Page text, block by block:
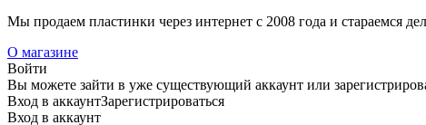
Мы продаем пластинки через интернет c 2008 года и стараемся
О магазине
Войти
Вы можете зайти в уже существующий аккаунт или
Вход в аккаунтЗарегистрироваться
Вход в аккаунт